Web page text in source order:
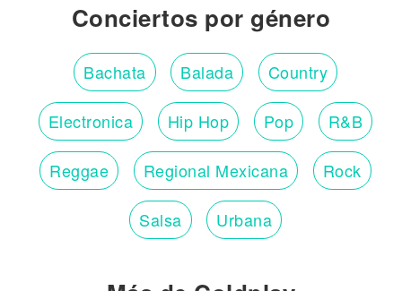
Conciertos por género
Bachata Balada Country
Electronica Hip Hop Pop R&B
Reggae Regional Mexicana Rock
Salsa Urbana